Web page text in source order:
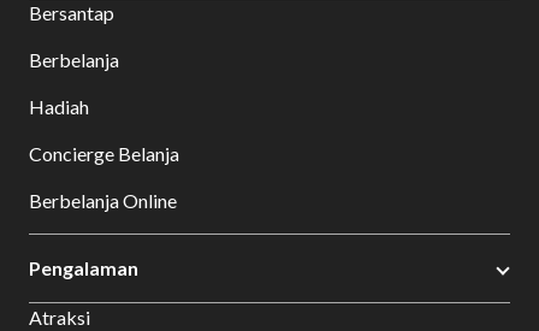
Bersantap
Berbelanja
Hadiah
Concierge Belanja
Berbelanja Online
Pengalaman
Atraksi